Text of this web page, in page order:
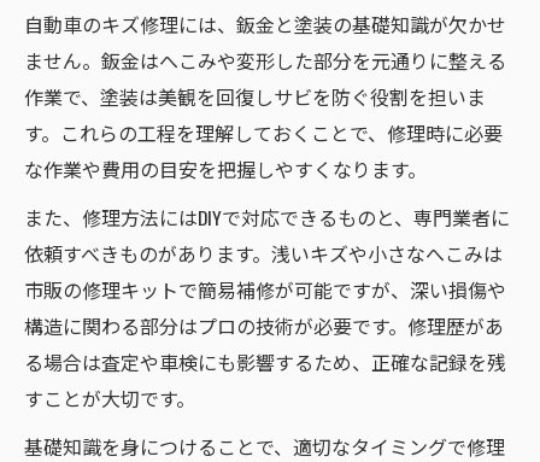
自動車のキズ修理には、鈑金と塗装の基礎知識が欠かせ
ません。鈑金はへこみや変形した部分を元通りに整える
作業で、塗装は美観を回復しサビを防ぐ役割を担いま
す。これらの工程を理解しておくことで、修理時に必要
な作業や費用の目安を把握しやすくなります。
また、修理方法にはDIYで対応できるものと、専門業者に
依頼すべきものがあります。浅いキズや小さなへこみは
市販の修理キットで簡易補修が可能ですが、深い損傷や
構造に関わる部分はプロの技術が必要です。修理歴があ
る場合は査定や車検にも影響するため、正確な記録を残
すことが大切です。
基礎知識を身につけることで、適切なタイミングで修理